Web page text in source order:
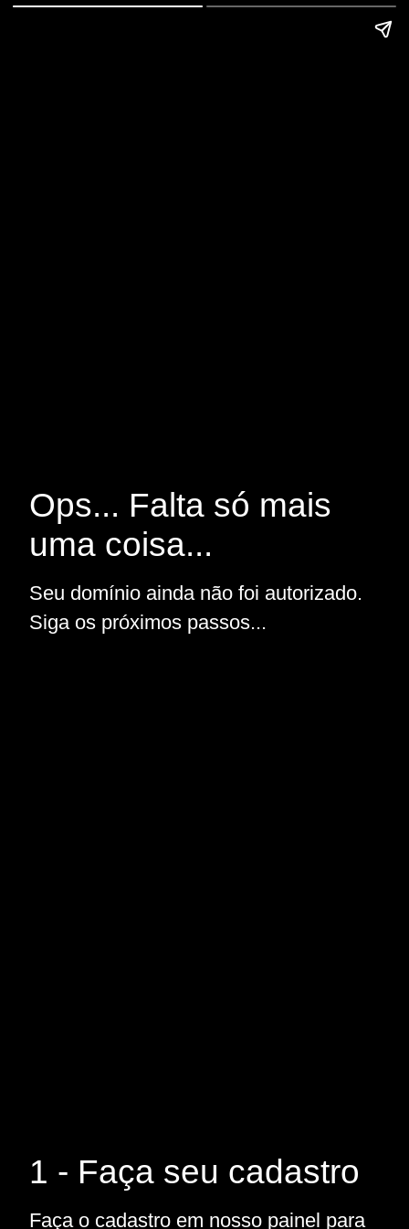
Ops... Falta só mais
uma coisa...
Seu domínio ainda não foi autorizado.
Siga os próximos passos...
1 - Faça seu cadastro
Faça o cadastro em nosso painel para